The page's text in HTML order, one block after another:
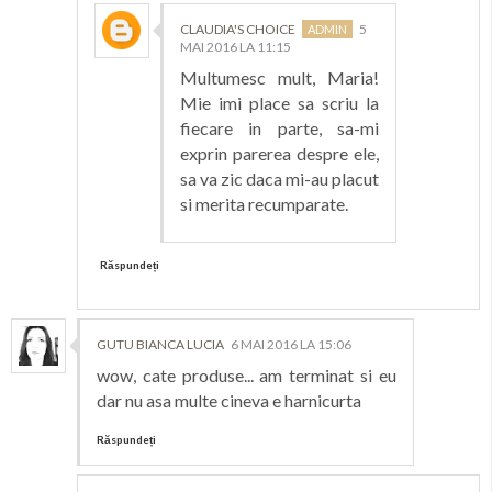
CLAUDIA'S CHOICE
5
MAI 2016 LA 11:15
Multumesc mult, Maria!
Mie imi place sa scriu la
fiecare in parte, sa-mi
exprin parerea despre ele,
sa va zic daca mi-au placut
si merita recumparate.
Răspundeți
GUTU BIANCA LUCIA 6 MAI 2016 LA 15:06
wow, cate produse... am terminat si eu
dar nu asa multe cineva e harnicurta
Răspundeți